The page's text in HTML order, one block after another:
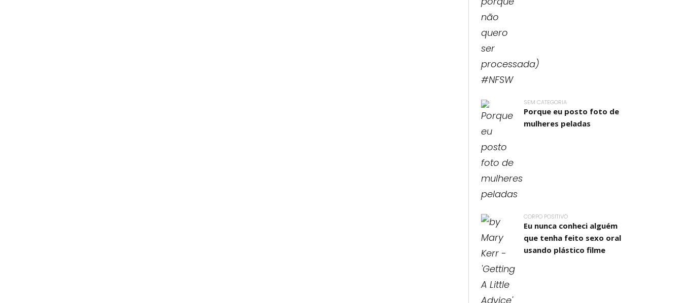
SEM CATEGORIA
Porque eu posto foto de
mulheres peladas
CORPO POSITIVO
Eu nunca conheci alguém
que tenha feito sexo oral
usando plástico filme